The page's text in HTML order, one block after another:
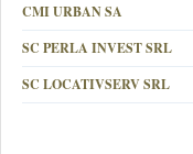
CMI URBAN SA
SC PERLA INVEST SRL
SC LOCATIVSERV SRL